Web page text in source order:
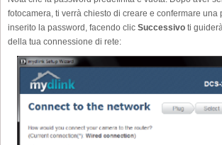
fotocamera, ti verrà chiesto di creare e confermare una
inserito la password, facendo clic Successivo ti
della tua connessione di rete: